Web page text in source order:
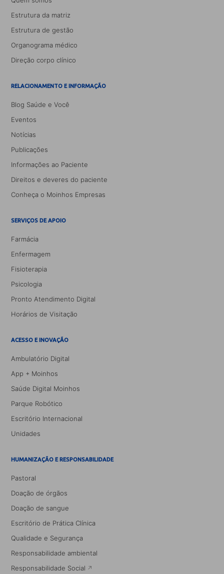
Estrutura da matriz
Estrutura de gestão
Organograma médico
Direção corpo clínico
RELACIONAMENTO E INFORMAÇÃO
Blog Saúde e Você
Eventos
Notícias
Publicações
Informações ao Paciente
Direitos e deveres do paciente
Conheça o Moinhos Empresas
SERVIÇOS DE APOIO
Farmácia
Enfermagem
Fisioterapia
Psicologia
Pronto Atendimento Digital
Horários de Visitação
ACESSO E INOVAÇÃO
Ambulatório Digital
App + Moinhos
Saúde Digital Moinhos
Parque Robótico
Escritório Internacional
Unidades
HUMANIZAÇÃO E RESPONSABILIDADE
Pastoral
Doação de órgãos
Doação de sangue
Escritório de Prática Clínica
Qualidade e Segurança
Responsabilidade ambiental
Responsabilidade Social